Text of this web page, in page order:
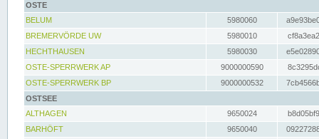
OSTE
BELUM
5980060
BREMERVÖRDE UW
5980010
HECHTHAUSEN
5980030
OSTE-SPERRWERK AP
9000000590
OSTE-SPERRWERK BP
9000000532
OSTSEE
ALTHAGEN
9650024
BARHÖFT
9650040